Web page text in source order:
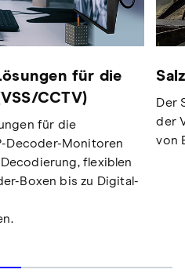
für die
CCTV)
für die
Decoder-Monitoren
flexiblen
Boxen bis zu Digital-
Der
der
von